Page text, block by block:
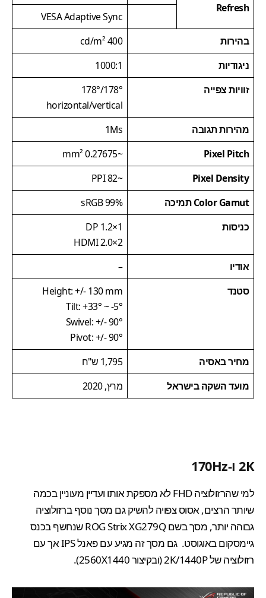
Refresh
VESA Adaptive Sync
בהירות
400 cd/m²
ניגודיות
1000:1
זוויות צפייה
178°/178°
horizontal/vertical
מהירות תגובה
1Ms
Pixel Pitch
~0.27675 mm²
Pixel Density
~82 PPI
Color Gamut תמיכה
99% sRGB
כניסות
1×DP 1.2
2×HDMI 2.0
אודיו
–
סטנד
Height: +/- 130 mm
Tilt: +33° ~ -5°
Swivel: +/- 90°
Pivot: +/- 90°
מחיר באסיה
1,795 ש"ח
מועד השקה בישראל
מרץ, 2020
2K ו-170Hz
למי שהרזולוציה FHD לא מספקת אותו ועדיין מעוניין בכמה
שיותר הרצים, אסוס צפויה להשיק גם מסך נוסף ברזולוציה
גבוהה יותר, מסך בשםROG Strix XG279Qשנחשף בכנס
גיימסקום באוגוסט. גם מסך זה מגיע עם פאנל IPS אך עם
רזולוציה של 2K/1440P (ובקיצור 2560X1440).